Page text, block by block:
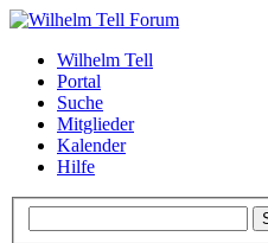
Wilhelm Tell
Portal
Suche
Mitglieder
Kalender
Hilfe